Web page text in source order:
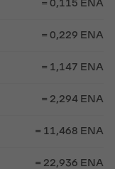
= 0,115 ENA
= 0,229 ENA
= 1,147 ENA
= 2,294 ENA
= 11,468 ENA
= 22,936 ENA